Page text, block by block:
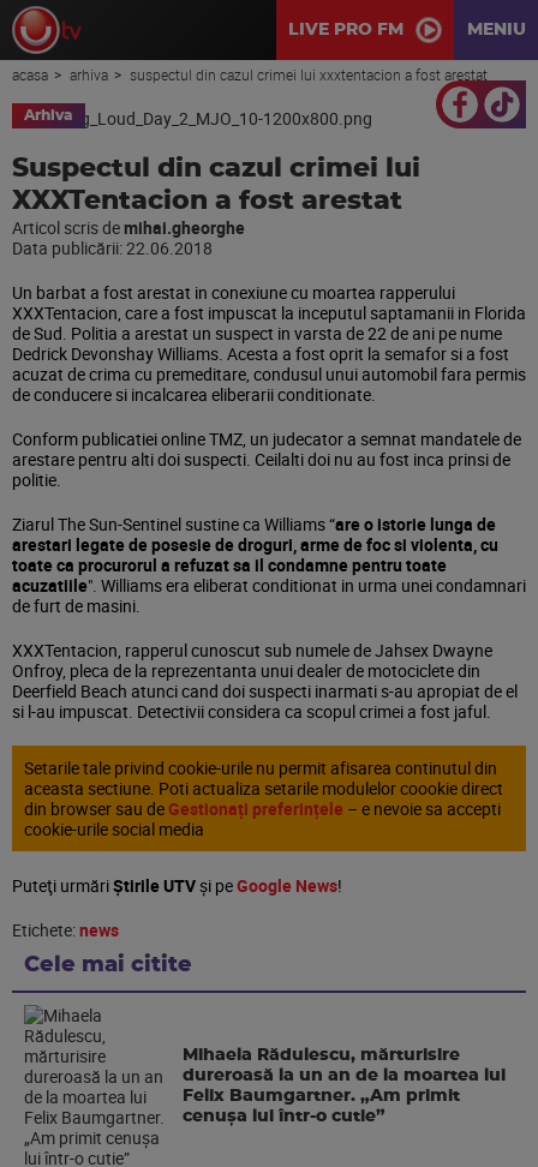
LIVE PRO FM MENIU
acasa arhiva suspectul din cazul crimei lui xxxtentacion a fost arestat
Arhiva
Suspectul din cazul crimei lui
XXXTentacion a fost arestat
Articol scris demihai.gheorghe
Data publicării:22.06.2018
Un barbat a fost arestat in conexiune cu moartea rapperului
XXXTentacion, care a fost impuscat la inceputul saptamanii in Florida
de Sud. Politia a arestat un suspect in varsta de 22 de ani pe nume
Dedrick Devonshay Williams. Acesta a fost oprit la semafor si a fost
acuzat de crima cu premeditare, condusul unui automobil fara permis
de conducere si incalcarea eliberarii conditionate.
Conform publicatiei online TMZ, un judecator a semnat mandatele de
arestare pentru alti doi suspecti. Ceilalti doi nu au fost inca prinsi de
politie.
Ziarul The Sun-Sentinel sustine ca Williams “are o istorie lunga de
arestari legate de posesie de droguri, arme de foc si violenta, cu
toate ca procurorul a refuzat sa il condamne pentru toate
acuzatiile". Williams era eliberat conditionat in urma unei condamnari
de furt de masini.
XXXTentacion, rapperul cunoscut sub numele de Jahsex Dwayne
Onfroy, pleca de la reprezentanta unui dealer de motociclete din
Deerfield Beach atunci cand doi suspecti inarmati s-au apropiat de el
si l-au impuscat. Detectivii considera ca scopul crimei a fost jaful.
Setarile tale privind cookie-urile nu permit afisarea continutul din
aceasta sectiune. Poti actualiza setarile modulelor coookie direct
din browser sau de Gestionați preferințele – e nevoie sa accepti
cookie-urile social media
Puteţi urmăriȘtirile UTVşi peGoogle News!
Etichete:news
Cele mai citite
Mihaela Rădulescu, mărturisire
dureroasă la un an de la moartea lui
Felix Baumgartner. „Am primit
cenușa lui într-o cutie”